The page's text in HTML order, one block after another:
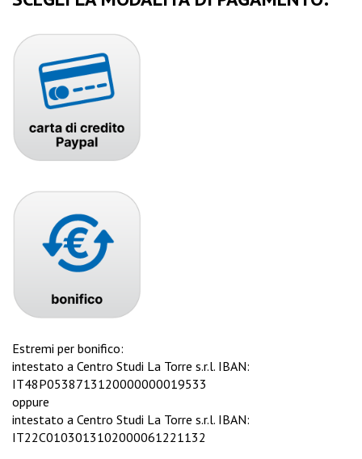
Estremi per bonifico:
intestato a Centro Studi La Torre s.r.l. IBAN:
IT48P0538713120000000019533
oppure
intestato a Centro Studi La Torre s.r.l. IBAN:
IT22C0103013102000061221132